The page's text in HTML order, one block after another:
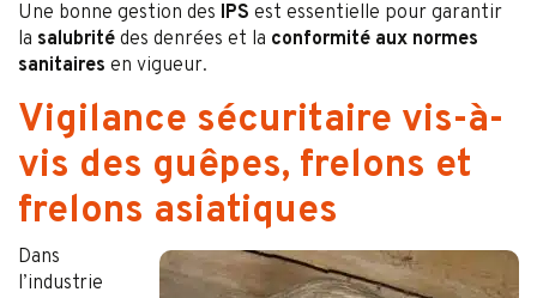
Une bonne gestion des IPS est essentielle pour garantir
la salubrité des denrées et la conformité aux normes
sanitaires en vigueur.
Vigilance sécuritaire vis-à-
vis des guêpes, frelons et
frelons asiatiques
Dans
l’industrie